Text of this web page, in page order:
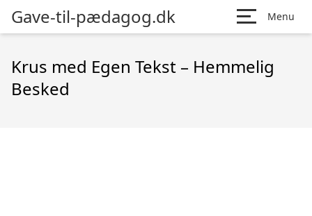
Gave-til-pædagog.dk Menu
Krus med Egen Tekst – Hemmelig
Besked